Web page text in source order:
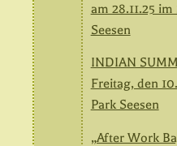
am 28.11.25
Seesen
INDIAN
Freitag, den
Park Seesen
„After Work